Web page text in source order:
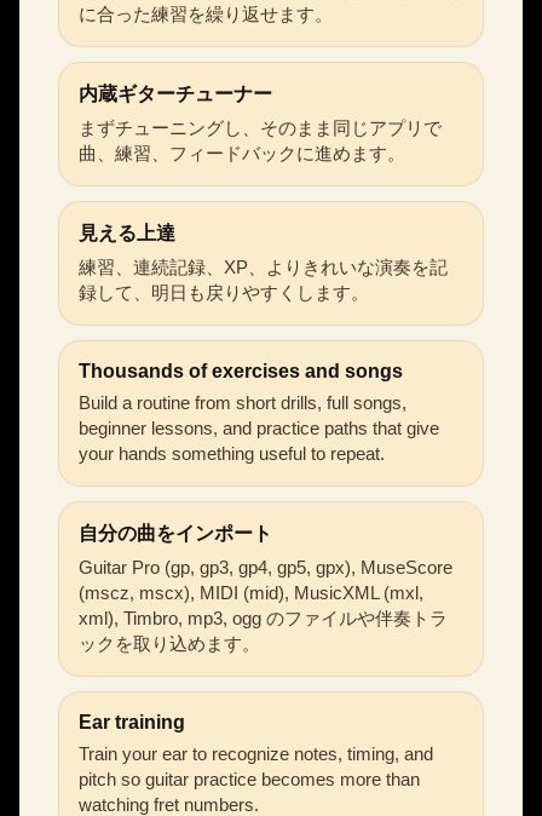
に合った練習を繰り返せます。
内蔵ギターチューナー
まずチューニングし、そのまま同じアプリで
曲、練習、フィードバックに進めます。
見える上達
練習、連続記録、XP、よりきれいな演奏を記
録して、明日も戻りやすくします。
Thousands of exercises and songs
Build a routine from short drills, full songs,
beginner lessons, and practice paths that give
your hands something useful to repeat.
自分の曲をインポート
Guitar Pro (gp, gp3, gp4, gp5, gpx), MuseScore
(mscz, mscx), MIDI (mid), MusicXML (mxl,
xml), Timbro, mp3, ogg のファイルや伴奏トラ
ックを取り込めます。
Ear training
Train your ear to recognize notes, timing, and
pitch so guitar practice becomes more than
watching fret numbers.